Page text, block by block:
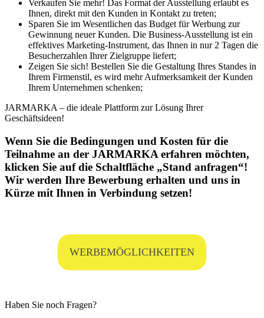
Verkaufen Sie mehr! Das Format der Ausstellung erlaubt es
Ihnen, direkt mit den Kunden in Kontakt zu treten;
Sparen Sie im Wesentlichen das Budget für Werbung zur
Gewinnung neuer Kunden. Die Business-Ausstellung ist ein
effektives Marketing-Instrument, das Ihnen in nur 2 Tagen die
Besucherzahlen Ihrer Zielgruppe liefert;
Zeigen Sie sich! Bestellen Sie die Gestaltung Ihres Standes in
Ihrem Firmenstil, es wird mehr Aufmerksamkeit der Kunden
Ihrem Unternehmen schenken;
JARMARKA – die ideale Plattform zur Lösung Ihrer
Geschäftsideen!
Wenn Sie die Bedingungen und Kosten für die
Teilnahme an der JARMARKA erfahren möchten,
klicken Sie auf die Schaltfläche „Stand anfragen“!
Wir werden Ihre Bewerbung erhalten und uns in
Kürze mit Ihnen in Verbindung setzen!
WERBEMÖGLICHKEITEN
Haben Sie noch Fragen?